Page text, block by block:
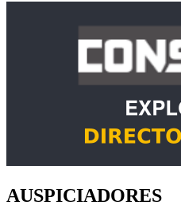
AUSPICIADORES